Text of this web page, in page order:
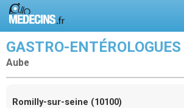
GASTRO-ENTÉROLOGUES
Aube
Romilly-sur-seine (10100)